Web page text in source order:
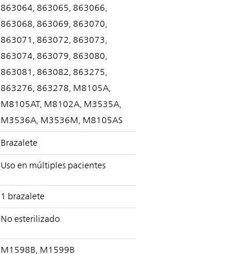
863064, 863065, 863066,
863068, 863069, 863070,
863071, 863072, 863073,
863074, 863079, 863080,
863081, 863082, 863275,
863276, 863278, M8105A,
M8105AT, M8102A, M3535A,
M3536A, M3536M, M8105AS
Brazalete
Uso en múltiples pacientes
1 brazalete
No esterilizado
M1598B, M1599B